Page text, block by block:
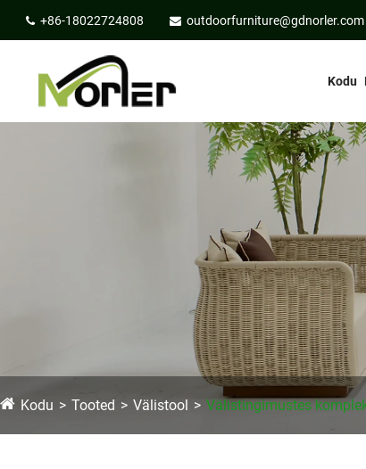
+86-18022724808 outdoorfurniture@gdnorler.com
Kodu
Kodu Tooted Välistool Välistingimustes